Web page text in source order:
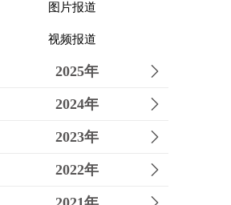
图片报道
视频报道
2025年
2024年
2023年
2022年